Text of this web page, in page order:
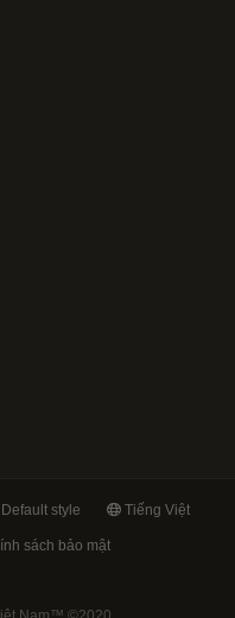
style Tiếng Việt
sách bảo mật